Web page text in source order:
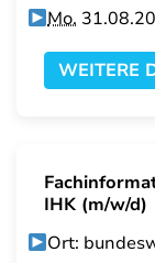
Mo.
WEITERE
IHK (m/w/d)
Ort: